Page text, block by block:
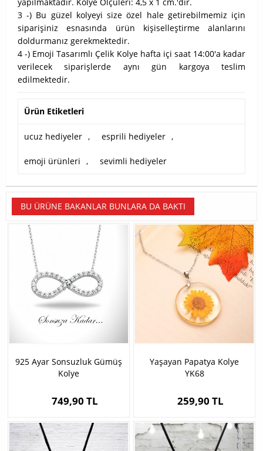
3 -) Bu güzel kolyeyi size özel hale getirebilmemiz için
siparişiniz esnasında ürün kişiselleştirme alanlarını
doldurmanız gerekmektedir.
4 -) Emoji Tasarımlı Çelik Kolye hafta içi saat 14:00'a kadar
verilecek siparişlerde aynı gün kargoya teslim
edilmektedir.
Ürün Etiketleri
ucuz hediyeler , esprili hediyeler ,
emoji ürünleri , sevimli hediyeler
BU ÜRÜNE BAKANLAR BUNLARA DA BAKTI
925 Ayar Sonsuzluk Gümüş
Kolye
749,90 TL
Yaşayan Papatya Kolye
YK68
259,90 TL